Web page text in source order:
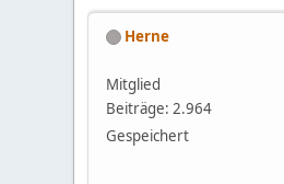
Herne
Mitglied
Beiträge: 2.964
Gespeichert